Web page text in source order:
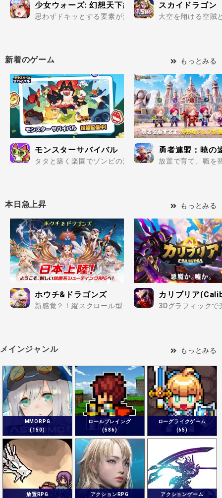
少女ウォーズ: 幻想天下統一戦
思わずドキッとする要素が満載の美少女だらけで楽し
スカイドラゴン
大空を翔ける空賊
新着のゲーム もっとみる
モンスターサバイバル
タタと築く楽園でゾンビの波を迎え撃て..
勇者連盟：暁の
放置で育て、職を
本日急上昇 もっとみる
ホウチ&ドラゴンズ
新感覚？！縦スクロール型シューティングの放置RPG..
カリブリア
3Dグラフィック
メインジャンル もっとみる
MMORPG
(150)
ロールプレイング
(586)
ローグライクゲーム
(65)
放置RPG
アクションRPG
アクションゲーム